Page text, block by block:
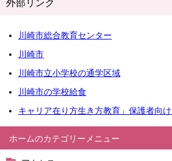
ホーム
外部リンク
川崎市総合教育センター
川崎市
川崎市立小学校の通学区域
川崎市の学校給食
キャリア在り方生き方教育」保護者向